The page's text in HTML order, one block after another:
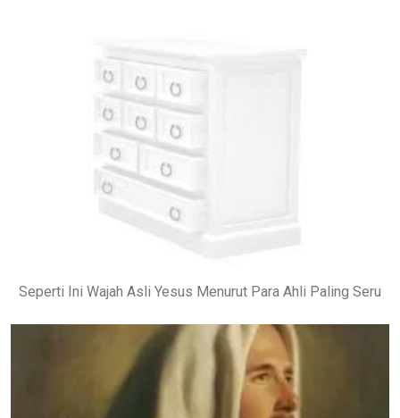
Seperti Ini Wajah Asli Yesus Menurut Para Ahli Paling Seru